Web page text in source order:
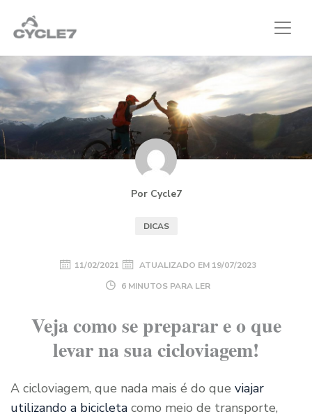
Por Cycle7
DICAS
11/02/2021 ATUALIZADO EM 19/07/2023
6 MINUTOS PARA LER
Veja como se preparar e o que
levar na sua cicloviagem!
A cicloviagem, que nada mais é do que viajar
utilizando a bicicleta como meio de transporte,